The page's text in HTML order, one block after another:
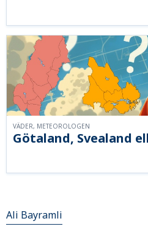
Götaland, Svealand
VÄDER, METEOROLOGEN
Ali Bayramli